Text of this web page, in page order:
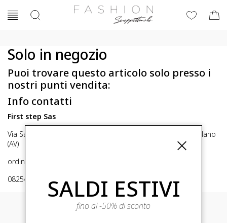
Solo in negozio
Puoi trovare questo articolo solo presso i
nostri punti vendita:
Info contatti
First step Sas
Via San Michele 16, Mirabella Eclano (Av) 83036 Mirabella Eclano
(AV)
ordini@fashionscoppettuolo.it
0825449414 SALDI ESTIVI
fino al -50% di sconto